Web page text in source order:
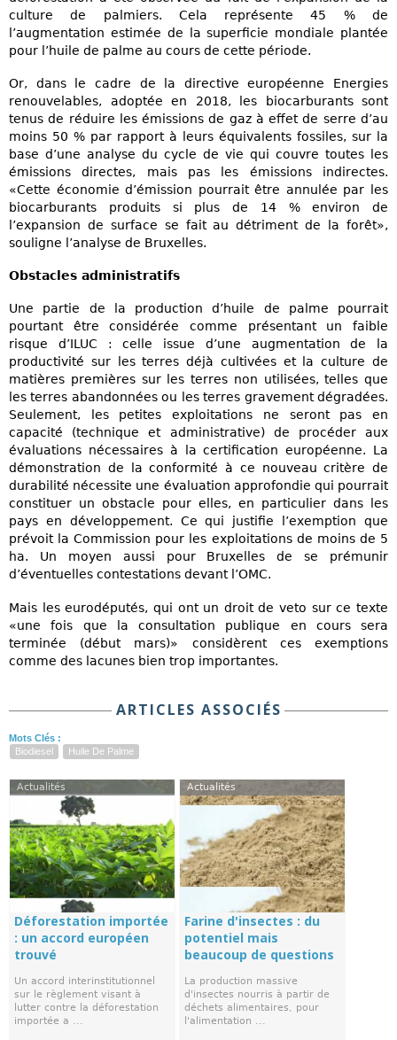
culture de palmiers. Cela représente 45 % de
l’augmentation estimée de la superficie mondiale plantée
pour l’huile de palme au cours de cette période.
Or, dans le cadre de la directive européenne Energies
renouvelables, adoptée en 2018, les biocarburants sont
tenus de réduire les émissions de gaz à effet de serre d’au
moins 50 % par rapport à leurs équivalents fossiles, sur la
base d’une analyse du cycle de vie qui couvre toutes les
émissions directes, mais pas les émissions indirectes.
«Cette économie d’émission pourrait être annulée par les
biocarburants produits si plus de 14 % environ de
l’expansion de surface se fait au détriment de la forêt»,
souligne l’analyse de Bruxelles.
Obstacles administratifs
Une partie de la production d’huile de palme pourrait
pourtant être considérée comme présentant un faible
risque d’ILUC : celle issue d’une augmentation de la
productivité sur les terres déjà cultivées et la culture de
matières premières sur les terres non utilisées, telles que
les terres abandonnées ou les terres gravement dégradées.
Seulement, les petites exploitations ne seront pas en
capacité (technique et administrative) de procéder aux
évaluations nécessaires à la certification européenne. La
démonstration de la conformité à ce nouveau critère de
durabilité nécessite une évaluation approfondie qui pourrait
constituer un obstacle pour elles, en particulier dans les
pays en développement. Ce qui justifie l’exemption que
prévoit la Commission pour les exploitations de moins de 5
ha. Un moyen aussi pour Bruxelles de se prémunir
d’éventuelles contestations devant l’OMC.
Mais les eurodéputés, qui ont un droit de veto sur ce texte
«une fois que la consultation publique en cours sera
terminée (début mars)» considèrent ces exemptions
comme des lacunes bien trop importantes.
ARTICLES ASSOCIÉS
Mots Clés :
Biodiesel
Huile De Palme
Actualités
Déforestation importée
: un accord européen
trouvé
Un accord interinstitutionnel
sur le règlement visant à
lutter contre la déforestation
importée a ...
Actualités
Farine d'insectes : du
potentiel mais
beaucoup de questions
La production massive
d'insectes nourris à partir de
déchets alimentaires, pour
l'alimentation ...